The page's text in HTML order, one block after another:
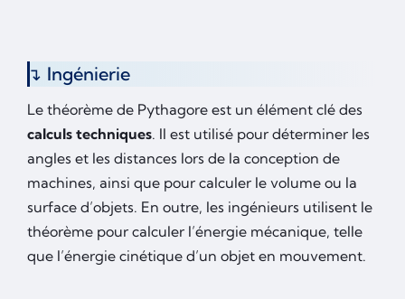
Ingénierie
Le théorème de Pythagore est un élément clé des
calculs techniques. Il est utilisé pour déterminer les
angles et les distances lors de la conception de
machines, ainsi que pour calculer le volume ou la
surface d’objets. En outre, les ingénieurs utilisent le
théorème pour calculer l’énergie mécanique, telle
que l’énergie cinétique d’un objet en mouvement.